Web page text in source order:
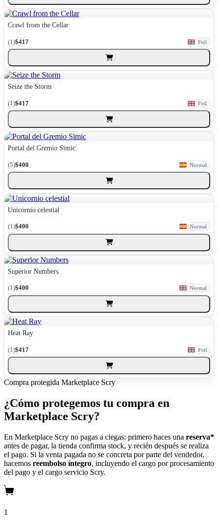
Crawl from the Cellar
(1)$417 Foil
Seize the Storm
(1)$417 Foil
Portal del Gremio Simic
(5)$400 Normal
Unicornio celestial
(1)$400 Normal
Superior Numbers
(1)$400 Normal
Heat Ray
(1)$417 Foil
Compra protegida Marketplace Scry
¿Cómo protegemos tu compra en
Marketplace Scry?
En Marketplace Scry no pagas a ciegas: primero haces una reserva*
antes de pagar, la tienda confirma stock, y recién después se realiza
el pago. Si la venta pagada no se concreta por parte del vendedor,
hacemos reembolso íntegro, incluyendo el cargo por procesamiento
del pago y el cargo servicio Scry.
1